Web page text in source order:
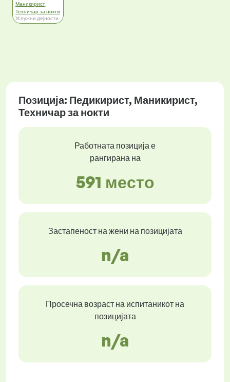
Маникирист,
Техничар за нокти
Услужни дејности
Позиција: Педикирист, Маникирист,
Техничар за нокти
Работната позиција е
рангирана на
591 место
Застапеност на жени на позицијата
n/a
Просечна возраст на испитаникот на
позицијата
n/a